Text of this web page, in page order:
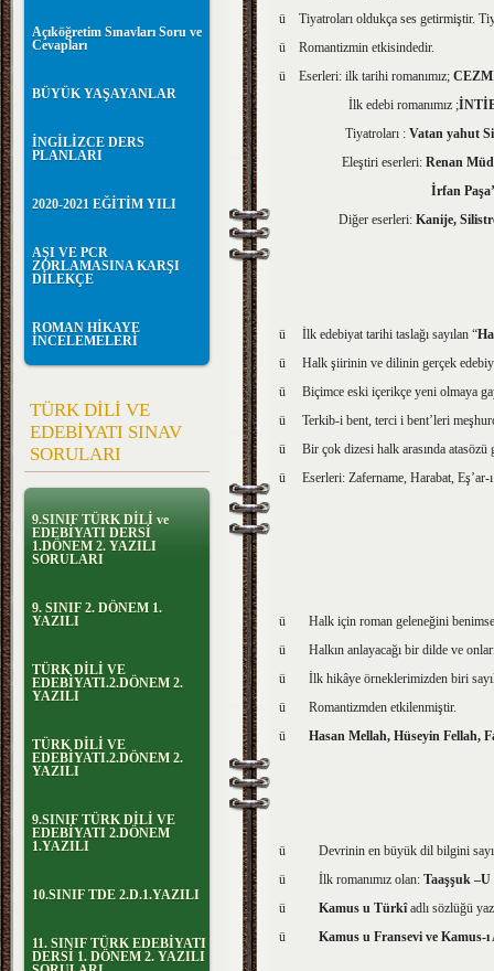
Açıköğretim Sınavları Soru ve
Cevapları
BÜYÜK YAŞAYANLAR
İNGİLİZCE DERS
PLANLARI
2020-2021 EĞİTİM YILI
AŞI VE PCR
ZORLAMASINA KARŞI
DİLEKÇE
ROMAN HİKAYE
İNCELEMELERİ
TÜRK DİLİ VE
EDEBİYATI SINAV
SORULARI
9.SINIF TÜRK DİLİ ve
EDEBİYATI DERSİ
1.DÖNEM 2. YAZILI
SORULARI
9. SINIF 2. DÖNEM 1.
YAZILI
TÜRK DİLİ VE
EDEBİYATI.2.DÖNEM 2.
YAZILI
TÜRK DİLİ VE
EDEBİYATI.2.DÖNEM 2.
YAZILI
9.SINIF TÜRK DİLİ VE
EDEBİYATI 2.DÖNEM
1.YAZILI
10.SINIF TDE 2.D.1.YAZILI
11. SINIF TÜRK EDEBİYATI
DERSİ 1. DÖNEM 2. YAZILI
ü Tiyatroları oldukça ses getirmiştir.
ü Romantizmin etkisindedir.
ü Eserleri: ilk tarihi romanımız;
İlk edebi romanımız ;
Tiyatroları : Vatan yahut
Eleştiri eserleri: Renan
İrfan Paşa’ya
Diğer eserleri: Kanije,
ü İlk edebiyat tarihi taslağı sayılan “
ü Halk şiirinin ve dilinin gerçek
ü Biçimce eski içerikçe yeni olmaya
ü Terkib-i bent, terci i bent’leri
ü Bir çok dizesi halk arasında atasözü
ü Eserleri: Zafername, Harabat, Eş’ar-
ü Halk için roman geleneğini
ü Halkın anlayacağı bir dilde ve
ü İlk hikâye örneklerimizden biri
ü Romantizmden etkilenmiştir.
ü Hasan Mellah, Hüseyin Fellah,
ü Devrinin en büyük dil bilgini
ü İlk romanımız olan: Taaşşuk –U
ü Kamus u Türkîadlı sözlüğü
ü Kamus u Fransevi ve Kamus-ı